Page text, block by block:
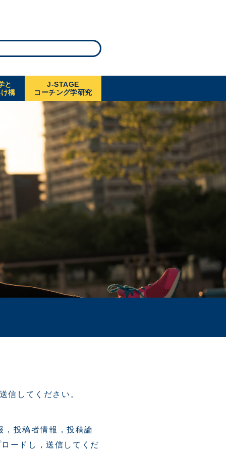
と
橋
J-STAGE
コーチング学研究
信してください。
，投稿者情報，投稿論
ードし，送信してくだ